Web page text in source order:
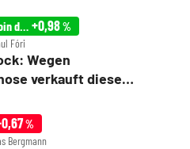
nxtAssets Bitcoin direct +0,98%
Fóri
Wegen
verkauft diese
%
Bergmann